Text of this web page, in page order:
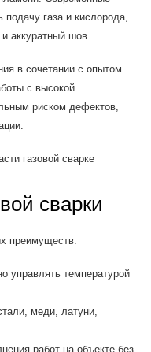
подачу газа и кислорода,
аккуратный шов.
в сочетании с опытом
с высокой
риском дефектов,
сварки
преимуществ:
управлять температурой
меди, латуни,
работ на объекте без